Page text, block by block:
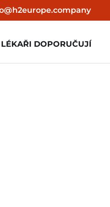
LÉKAŘI DOPORUČUJÍ